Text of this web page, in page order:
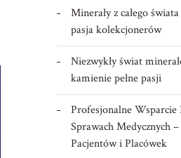
Minerały z całego
pasja kolekcjonerów
Niezwykły świat
kamienie pełne pasji
Profesjonalne Wsparcie
Sprawach Medycznych
Pacjentów i Placówek